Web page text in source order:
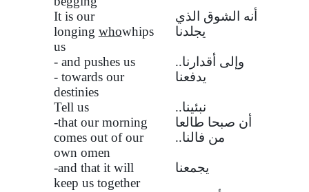
It is our
longing whowhips
us
أنه الشوق الذي
يجلدنا
- and pushes us
وإلى أقدارنا..
- towards our
destinies
يدفعنا
Tell us
نبئينا..
-that our morning
comes out of our
own omen
أن صبحا طالعا
من فالنا..
-and that it will
keep us together
يجمعنا